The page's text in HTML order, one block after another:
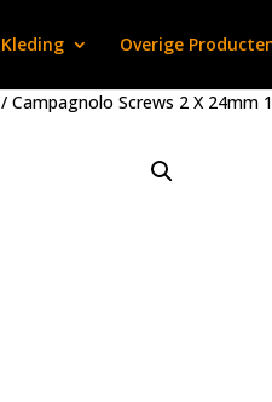
Kleding Overige
/ Campagnolo Screws 2 X 24mm